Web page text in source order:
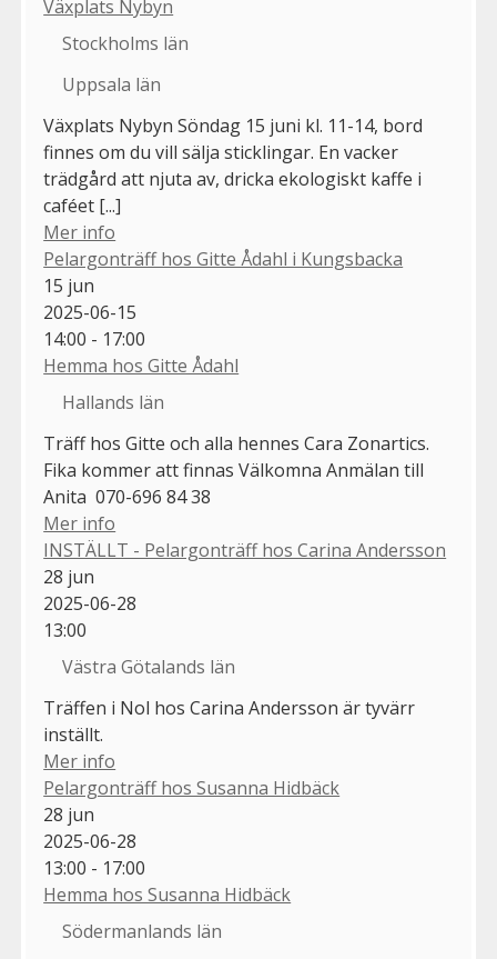
Växplats Nybyn
Stockholms län
Uppsala län
Växplats Nybyn Söndag 15 juni kl. 11-14, bord
finnes om du vill sälja sticklingar. En vacker
trädgård att njuta av, dricka ekologiskt kaffe i
caféet [...]
Mer info
Pelargonträff hos Gitte Ådahl i Kungsbacka
15 jun
2025-06-15
14:00 - 17:00
Hemma hos Gitte Ådahl
Hallands län
Träff hos Gitte och alla hennes Cara Zonartics.
Fika kommer att finnas Välkomna Anmälan till
Anita 070-696 84 38
Mer info
INSTÄLLT - Pelargonträff hos Carina Andersson
28 jun
2025-06-28
13:00
Västra Götalands län
Träffen i Nol hos Carina Andersson är tyvärr
inställt.
Mer info
Pelargonträff hos Susanna Hidbäck
28 jun
2025-06-28
13:00 - 17:00
Hemma hos Susanna Hidbäck
Södermanlands län